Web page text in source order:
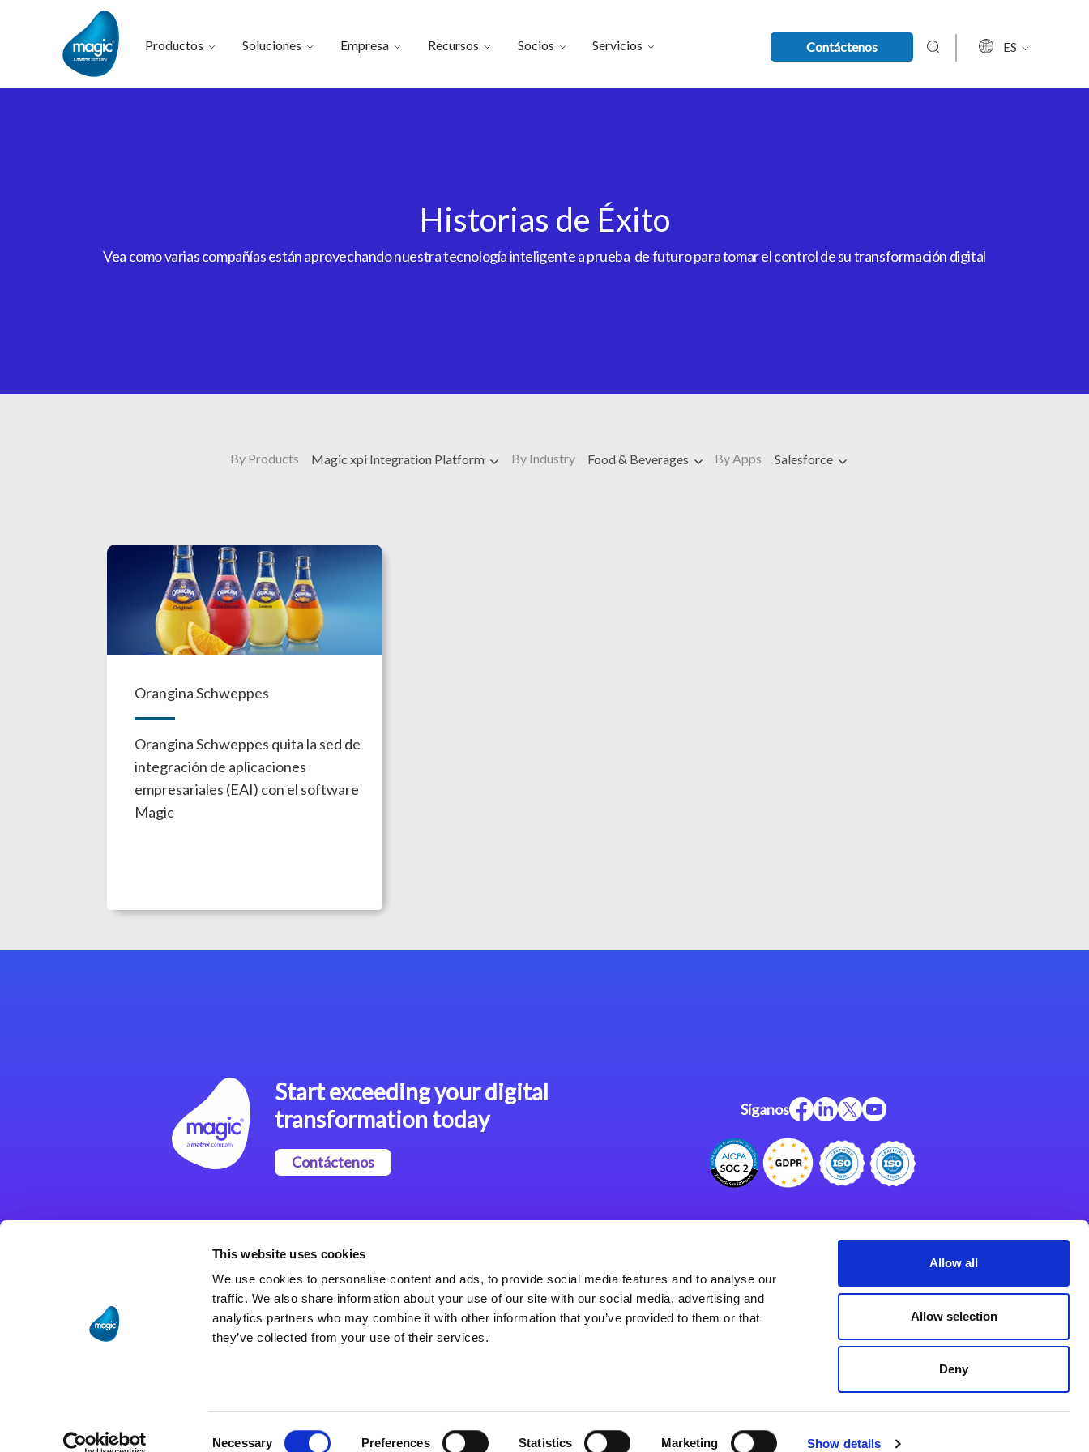
This website uses cookies
We use cookies to personalise content and ads, to provide social media features and to analyse our
traffic. We also share information about your use of our site with our social media, advertising and
analytics partners who may combine it with other information that you’ve provided to them or that
they’ve collected from your use of their services.
Necessary Preferences Statistics Marketing Show details
Allow all
Allow selection
Deny
Productos Soluciones Empresa Recursos Socios Servicios Contáctenos ES
Historias de Éxito
Vea como varias compañías están aprovechando nuestra tecnología inteligente a prueba de futuro para tomar el control de su transformación digital
By Products Magic xpi Integration Platform By Industry Food & Beverages By Apps Salesforce
Orangina Schweppes
Orangina Schweppes quita la sed de
integración de aplicaciones
empresariales (EAI) con el software
Magic
Start exceeding your digital
transformation today
Contáctenos
Síganos
Integración
Soluciones de integración
Marco de Aplicaciones Web
de Magic xpa
Acerca de Magic
Oficinas Internacionales
Políticas de Privacidad
Programa de Asociados